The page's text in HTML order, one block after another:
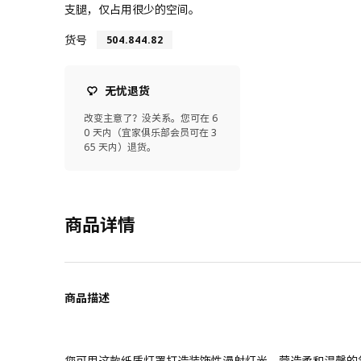
支腿，仅占用很少的空间。
货号
504.844.82
无忧退货
改变主意了？没关系。您可在 6
0 天内（宜家俱乐部会员可在 3
65 天内）退货。
商品详情
商品描述